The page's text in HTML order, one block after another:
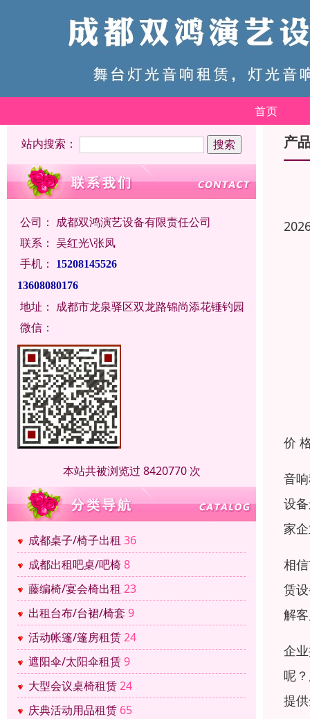
首页
站内搜索：
公司： 成都双鸿演艺设备有限责任公司
联系： 吴红光\张凤
手机：
15208145526
13608080176
地址： 成都市龙泉驿区双龙路锦尚添花锤钓园
微信：
本站共被浏览过 8420770 次
成都桌子/椅子出租 36
成都出租吧桌/吧椅8
藤编椅/宴会椅出租 23
出租台布/台裙/椅套 9
活动帐篷/篷房租赁24
遮阳伞/太阳伞租赁9
大型会议桌椅租赁24
庆典活动用品租赁 65
产
价
音
设
家
相
赁
解
企
呢
提